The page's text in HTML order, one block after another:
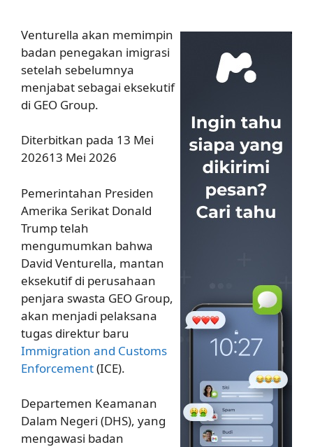
Venturella akan memimpin
badan penegakan imigrasi
setelah sebelumnya
menjabat sebagai eksekutif
di GEO Group.
Diterbitkan pada 13 Mei
202613 Mei 2026
Pemerintahan Presiden
Amerika Serikat Donald
Trump telah
mengumumkan bahwa
David Venturella, mantan
eksekutif di perusahaan
penjara swasta GEO Group,
akan menjadi pelaksana
tugas direktur baru
Immigration and Customs
Enforcement(ICE).
Departemen Keamanan
Dalam Negeri (DHS), yang
mengawasi badan